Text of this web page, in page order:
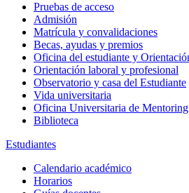
Pruebas de acceso
Admisión
Matrícula y convalidaciones
Becas, ayudas y premios
Oficina del estudiante y
Orientación laboral y profesional
Observatorio y casa del Estudiante
Vida universitaria
Oficina Universitaria de Mentoring
Biblioteca
Estudiantes
Calendario académico
Horarios